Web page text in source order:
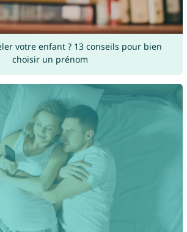
votre enfant ? 13 conseils pour bien
choisir un prénom